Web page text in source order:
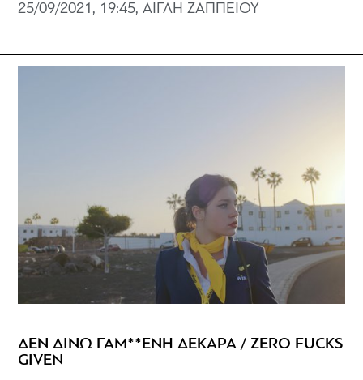
25/09/2021, 19:45, ΑΙΓΛΗ ΖΑΠΠΕΙΟΥ
ΔΕΝ ΔΙΝΩ ΓΑΜ**ΕΝΗ ΔΕΚΑΡΑ / ZERO FUCKS
GIVEN